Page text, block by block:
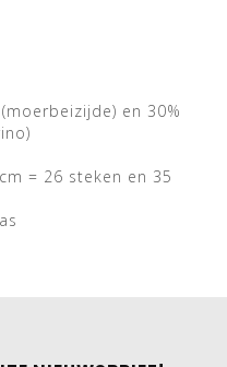
en 30%
= 26 steken en 35